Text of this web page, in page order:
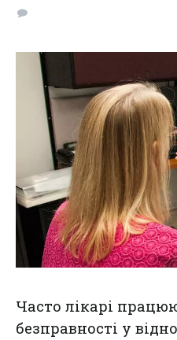
Часто лікарі
безправності у